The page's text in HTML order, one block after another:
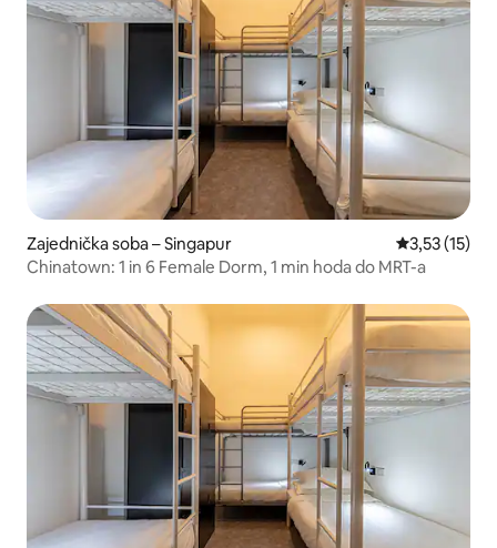
Zajednička soba – Singapur Prosječna
3,53 (15)
Chinatown: 1 in 6 Female Dorm, 1 min hoda do MRT-a